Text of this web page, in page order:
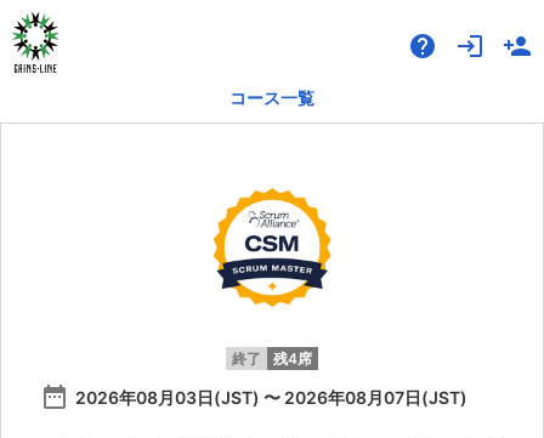
help login person_add
コース一覧
終了 残4席
date_range 2026年08月03日(JST) 〜 2026年08月07日(JST)